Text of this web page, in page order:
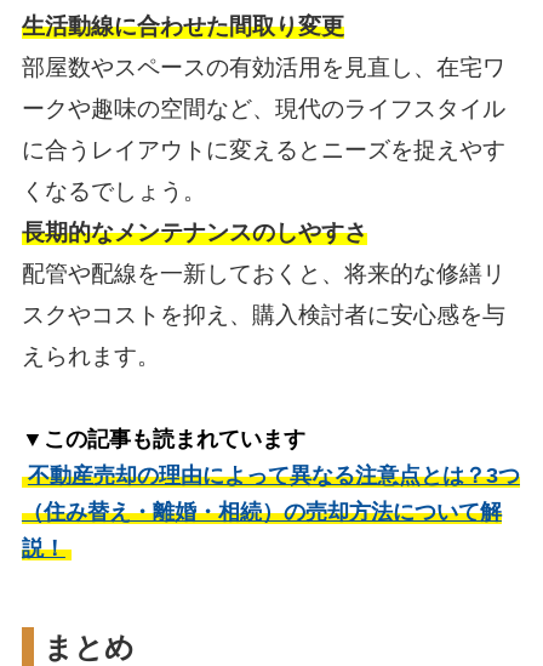
生活動線に合わせた間取り変更
部屋数やスペースの有効活用を見直し、在宅ワ
ークや趣味の空間など、現代のライフスタイル
に合うレイアウトに変えるとニーズを捉えやす
くなるでしょう。
長期的なメンテナンスのしやすさ
配管や配線を一新しておくと、将来的な修繕リ
スクやコストを抑え、購入検討者に安心感を与
えられます。
▼この記事も読まれています
不動産売却の理由によって異なる注意点とは？3つ
（住み替え・離婚・相続）の売却方法について解
説！
まとめ